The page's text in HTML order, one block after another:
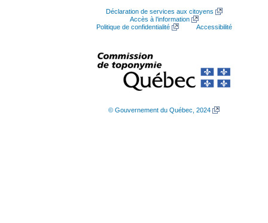
Déclaration de services aux citoyens
Accès à l’information
Politique de confidentialité
Accessibilité
© Gouvernement du Québec, 2024